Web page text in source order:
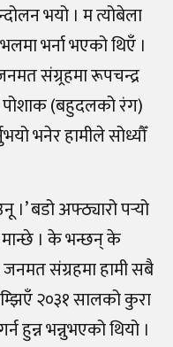
भयो । म त्योबेला
भर्ना भएको थिएँ ।
संग्र्रहमा रूपचन्द्र
पोशाक (बहुदलको रंग)
भनेर हामीले सोध्यौँ
।’ बडो अफ्ठ्यारो पर्‍यो
मान्छे । के भन्छन् के
संग्रहमा हामी सबै
२०३१ सालको कुरा
हुन्न भन्नुभएको थियो ।